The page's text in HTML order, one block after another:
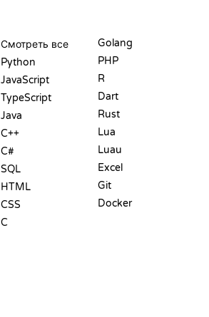
Смотреть все
Python
JavaScript
TypeScript
Java
C++
C#
SQL
HTML
CSS
C
Golang
PHP
R
Dart
Rust
Lua
Luau
Excel
Git
Docker